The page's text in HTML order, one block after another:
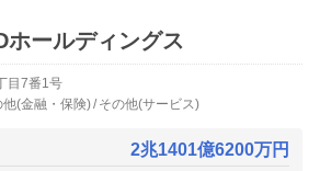
ホールディングス
目7番1号
他(金融・保険) その他(サービス)
2兆1401億6200万円